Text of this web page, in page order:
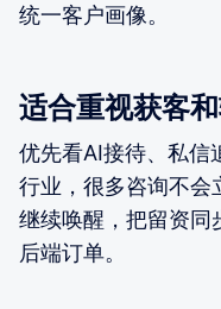
统一客户画像。
适合重视获客
优先看AI接待、私信
行业，很多咨询不会
继续唤醒，把留资同
后端订单。